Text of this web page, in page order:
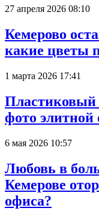
27 апреля 2026 08:10
Кемерово
какие цветы
1 марта 2026 17:41
Пластиковый
фото
6 мая 2026 10:57
Любовь в
Кемерове
офиса?